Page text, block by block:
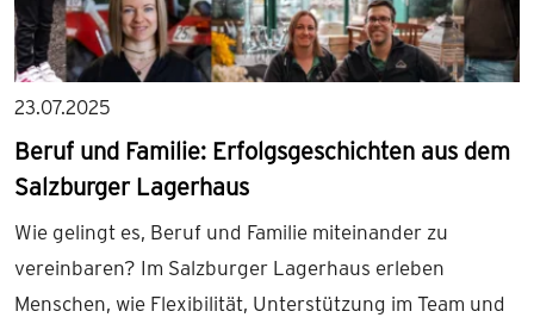
23.07.2025
Beruf und Familie: Erfolgsgeschichten aus dem
Salzburger Lagerhaus
Wie gelingt es, Beruf und Familie miteinander zu
vereinbaren? Im Salzburger Lagerhaus erleben
Menschen, wie Flexibilität, Unterstützung im Team und